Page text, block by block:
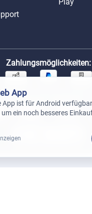
Zahlungsmöglichkeiten:
Unsere Versandpartner:
App
App ist für Android
ein noch besseres